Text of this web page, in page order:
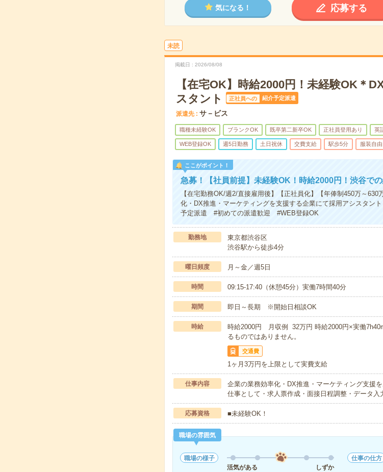
気になる！ 応募する
未読
掲載日 2026/08/08
【在宅OK】時給2000円！未経験OK＊
スタント
正社員への 紹介予定派遣
派遣先 サ－ビス
職種未経験OK ブランクOK 既卒第二新卒OK 正社員登用あり 英
WEB登録OK 週5日勤務 土日祝休 交費支給 駅歩5分 服装自由
ここがポイント！
急募！【社員前提】未経験OK！時給2000円！渋谷で
【在宅勤務OK/週2/直接雇用後】【正社員化】【年俸制450万～
化・DX推進・マーケティングを支援する企業にて採用アシスタ
予定派遣 #初めての派遣歓迎 #WEB登録OK
勤務地
東京都渋谷区
渋谷駅から徒歩4分
曜日頻度 月～金／週5日
時間 09:15-17:40（休憩45分）実働7時間40分
期間 即日～長期 ※開始日相談OK
時給
時給2000円 月収例 32万円 時給2000円×実働
るものではありません。
交通費
1ヶ月3万円を上限として実費支給
仕事内容
企業の業務効率化・DX推進・マーケティング支援
仕事として・求人票作成・面接日程調整・データ
応募資格 ■未経験OK！
職場の雰囲気
職場の様子
活気がある
しずか
仕事の仕方